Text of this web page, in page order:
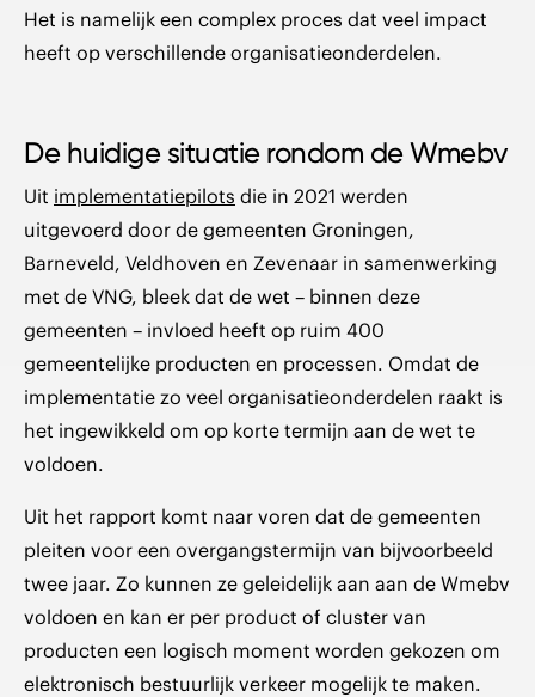
Het is namelijk een complex proces dat veel impact
heeft op verschillende organisatieonderdelen.
De huidige situatie rondom de Wmebv
Uit implementatiepilots die in 2021 werden
uitgevoerd door de gemeenten Groningen,
Barneveld, Veldhoven en Zevenaar in samenwerking
met de VNG, bleek dat de wet – binnen deze
gemeenten – invloed heeft op ruim 400
gemeentelijke producten en processen. Omdat de
implementatie zo veel organisatieonderdelen raakt is
het ingewikkeld om op korte termijn aan de wet te
voldoen.
Uit het rapport komt naar voren dat de gemeenten
pleiten voor een overgangstermijn van bijvoorbeeld
twee jaar. Zo kunnen ze geleidelijk aan aan de Wmebv
voldoen en kan er per product of cluster van
producten een logisch moment worden gekozen om
elektronisch bestuurlijk verkeer mogelijk te maken.